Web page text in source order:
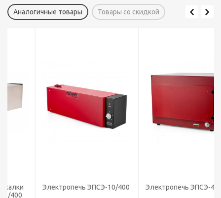
Аналогичные товары Товары со скидкой
Электропечь ЭПСЭ-10/400 Электропечь ЭПСЭ-40/400